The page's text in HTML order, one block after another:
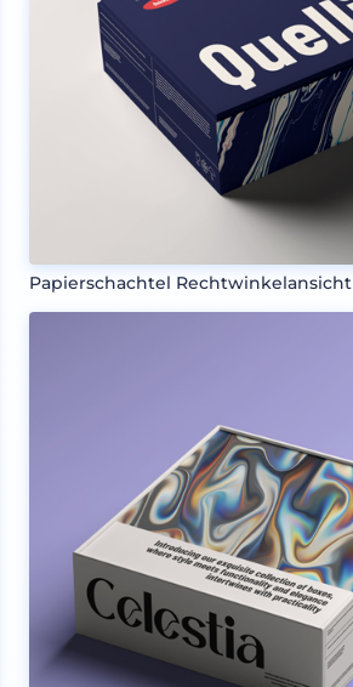
Papierschachtel Rechtwinkelansicht